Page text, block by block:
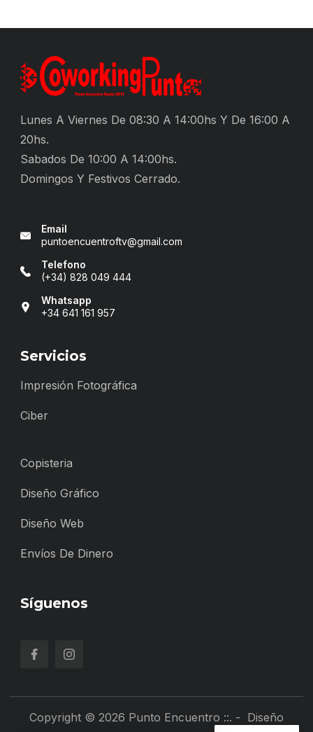
Lunes A Viernes De 08:30 A 14:00hs Y De 16:00 A
20hs.
Sabados De 10:00 A 14:00hs.
Domingos Y Festivos Cerrado.
Email
puntoencuentroftv@gmail.com
Telefono
(+34) 828 049 444
Whatsapp
+34 641 161 957
Servicios
Impresión Fotográfica
Ciber
Copisteria
Diseño Gráfico
Diseño Web
Envíos De Dinero
Síguenos
Copyright © 2026 Punto Encuentro ::. - Diseño